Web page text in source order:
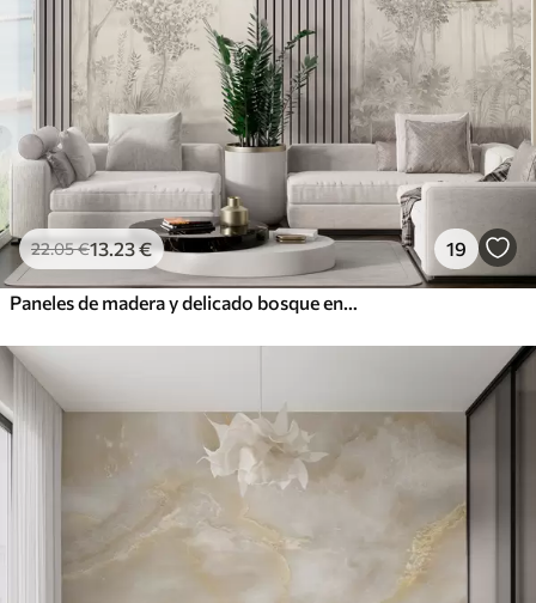
22.05€13.23€ 19